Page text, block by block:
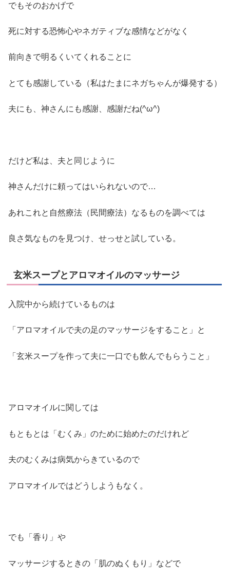
でもそのおかげで
死に対する恐怖心やネガティブな感情などがなく
前向きで明るくいてくれることに
とても感謝している（私はたまにネガちゃんが爆発する）
夫にも、神さんにも感謝、感謝だね(^ω^)
だけど私は、夫と同じように
神さんだけに頼ってはいられないので…
あれこれと自然療法（民間療法）なるものを調べては
良さ気なものを見つけ、せっせと試している。
玄米スープとアロマオイルのマッサージ
入院中から続けているものは
「アロマオイルで夫の足のマッサージをすること」と
「玄米スープを作って夫に一口でも飲んでもらうこと」
アロマオイルに関しては
もともとは「むくみ」のために始めたのだけれど
夫のむくみは病気からきているので
アロマオイルではどうしようもなく。
でも「香り」や
マッサージするときの「肌のぬくもり」などで